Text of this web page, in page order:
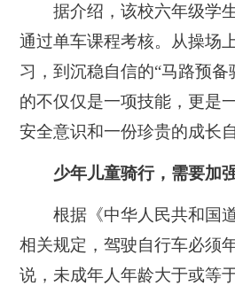
据介绍，该校六年级学生
通过单车课程考核。从操场
习，到沉稳自信的“马路预
的不仅仅是一项技能，更是
安全意识和一份珍贵的成长自
少年儿童骑行，需要加
根据《中华人民共和国道
相关规定，驾驶自行车必须
说，未成年人年龄大于或等